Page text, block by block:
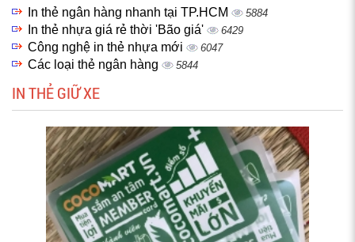
In thẻ ngân hàng nhanh tại TP.HCM 5884
In thẻ nhựa giá rẻ thời 'Bão giá' 6429
Công nghệ in thẻ nhựa mới 6047
Các loại thẻ ngân hàng 5844
IN THẺ GIỮ XE